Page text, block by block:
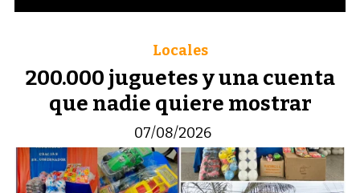
200.000 juguetes y una cuenta
que nadie quiere mostrar
Locales
07/08/2026